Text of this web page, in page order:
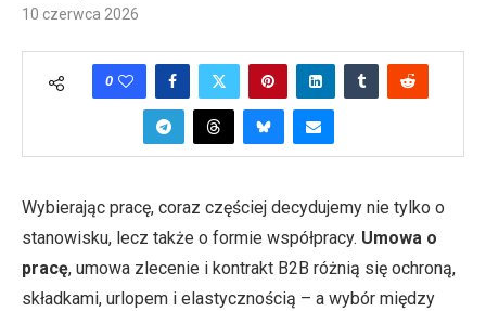
10 czerwca 2026
0
Wybierając pracę, coraz częściej decydujemy nie tylko o
stanowisku, lecz także o formie współpracy. Umowa o
pracę, umowa zlecenie i kontrakt B2B różnią się ochroną,
składkami, urlopem i elastycznością – a wybór między